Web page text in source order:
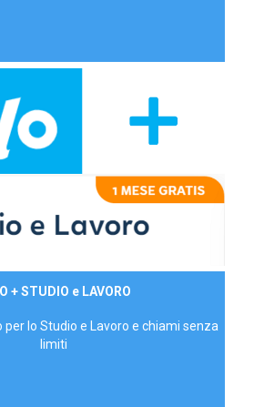
+ STUDIO e LAVORO
lo Studio e Lavoro e chiami senza
limiti